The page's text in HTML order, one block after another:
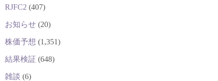
RJFC2 (407)
お知らせ (20)
株価予想 (1,351)
結果検証 (648)
雑談 (6)